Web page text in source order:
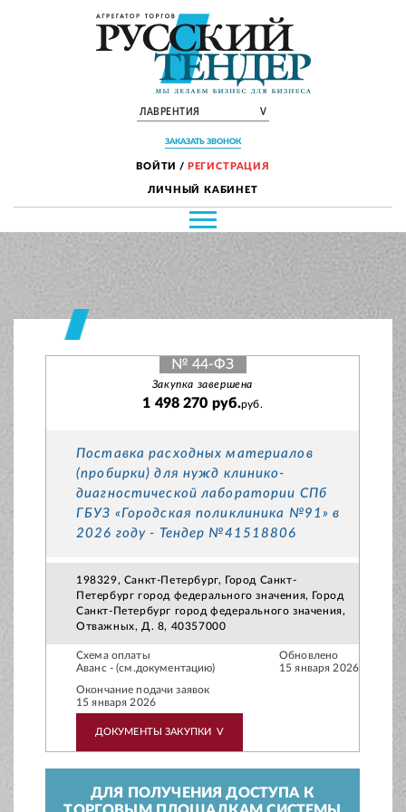
ЛАВРЕНТИЯ V
ЗАКАЗАТЬ ЗВОНОК
ВОЙТИ / РЕГИСТРАЦИЯ
ЛИЧНЫЙ КАБИНЕТ
№ 44-ФЗ
Закупка завершена
1 498 270 руб.руб.
Поставка расходных материалов
(пробирки) для нужд клинико-
диагностической лаборатории СПб
ГБУЗ «Городская поликлиника №91» в
2026 году - Тендер №41518806
198329, Санкт-Петербург, Город Санкт-
Петербург город федерального значения, Город
Санкт-Петербург город федерального значения,
Отважных, Д. 8, 40357000
Схема оплаты
Аванс - (см.документацию)
Обновлено
15 января 2026
Окончание подачи заявок
15 января 2026
ДОКУМЕНТЫ ЗАКУПКИ V
ДЛЯ ПОЛУЧЕНИЯ ДОСТУПА К